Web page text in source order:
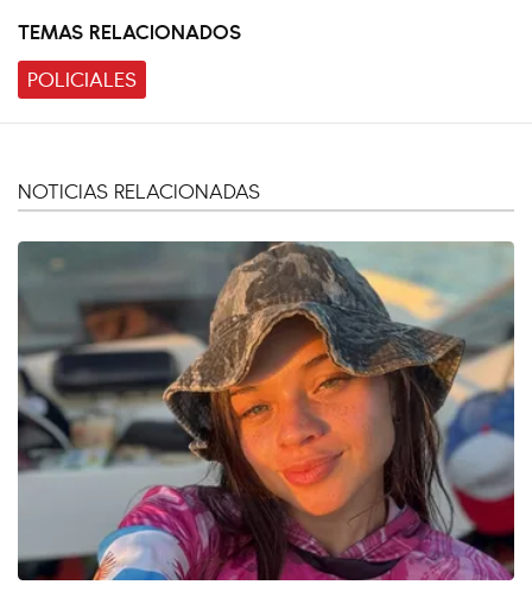
TEMAS RELACIONADOS
POLICIALES
NOTICIAS RELACIONADAS